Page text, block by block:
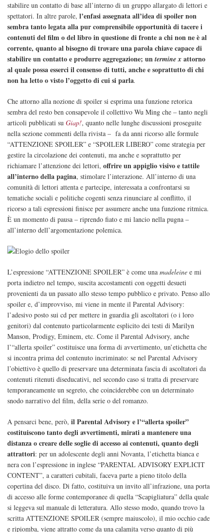
stabilire un contatto di base all’interno di un gruppo allargato di lettori e
spettatori. In altre parole, l’enfasi assegnata all’idea di spoiler non
sembra tanto legata alla pur comprensibile opportunità di tacere i
contenuti del film o del libro in questione di fronte a chi non ne è al
corrente, quanto al bisogno di trovare una parola chiave capace di
stabilire un contatto e produrre aggregazione; un termine x attorno
al quale possa esserci il consenso di tutti, anche e soprattutto di chi
non ha letto o visto l’oggetto di cui si parla.
Che attorno alla nozione di spoiler si esprima una funzione retorica
sembra del resto ben consapevole il collettivo Wu Ming che – tanto negli
articoli pubblicati su Giap!, quanto nelle lunghe discussioni proseguite
nella sezione commenti della rivista – fa da anni ricorso alle formule
“ATTENZIONE SPOILER” e “SPOILER LIBERO” come strategia per
gestire la circolazione dei contenuti, ma anche e soprattutto per
richiamare l’attenzione dei lettori, offrire un appiglio visivo e tattile
all’interno della pagina, stimolare l’interazione. All’interno di una
comunità di lettori attenta e partecipe, interessata a confrontarsi su
tematiche sociali e politiche cogenti senza rinunciare al conflitto, il
ricorso a tali espressioni finisce per assumere anche una funzione ritmica.
È un momento di pausa – riprendo fiato e mi lancio nella pugna –
all’interno dell’argomentazione polemica.
L’espressione “ATTENZIONE SPOILER” è come una madeleine e mi
porta indietro nel tempo, suscita accostamenti con oggetti desueti
provenienti da un passato allo stesso tempo pubblico e privato. Penso allo
spoiler e, d’improvviso, mi viene in mente il Parental Advisory:
l’adesivo posto sui cd per mettere in guardia gli ascoltatori (o i loro
genitori) dal contenuto particolarmente esplicito dei testi di Marilyn
Manson, Prodigy, Eminem, etc. Come il Parental Advisory, anche
l’“allerta spoiler” costituisce una forma di avvertimento, un’etichetta che
si incontra prima del contenuto incriminato: se nel Parental Advisory
l’obiettivo è quello di preservare una determinata fascia di ascoltatori da
contenuti ritenuti diseducativi, nel secondo caso si tratta di preservare
temporaneamente un segreto, che coinciderebbe con un determinato
snodo narrativo del film, della serie o del romanzo.
A pensarci bene, però, il Parental Advisory e l’“allerta spoiler”
costituiscono tanto degli avvertimenti, mirati a mantenere una
distanza o creare delle soglie di accesso ai contenuti, quanto degli
attrattori: per un adolescente degli anni Novanta, l’etichetta bianca e
nera con l’espressione in inglese “PARENTAL ADVISORY EXPLICIT
CONTENT”, a caratteri cubitali, faceva parte a pieno titolo della
copertina del disco. Di fatto, costituiva un invito all’infrazione, una porta
di accesso alle forme contemporanee di quella “Scapigliatura” della quale
si leggeva sul manuale di letteratura. Allo stesso modo, quando trovo la
scritta ATTENZIONE SPOILER (sempre maiuscolo), il mio occhio cade
e ripiomba, viene attratto come da una calamita verso quanto di più